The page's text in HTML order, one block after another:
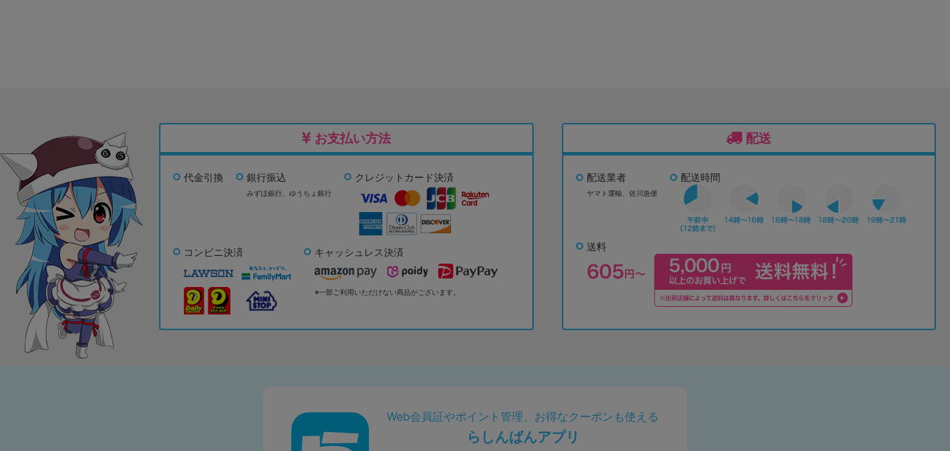
お支払い方法
代金引換 銀行振込
みずほ銀行、 ゆうちょ銀行
クレジットカード決済
コンビニ決済 キャッシュレス決済
※一部ご利用いただけない商品がございます。
配送
配送業者
ヤマト運輸、佐川急便
配送時間
送料
Web会員証やポイント管理、お得なクーポンも使える
らしんばんアプリ